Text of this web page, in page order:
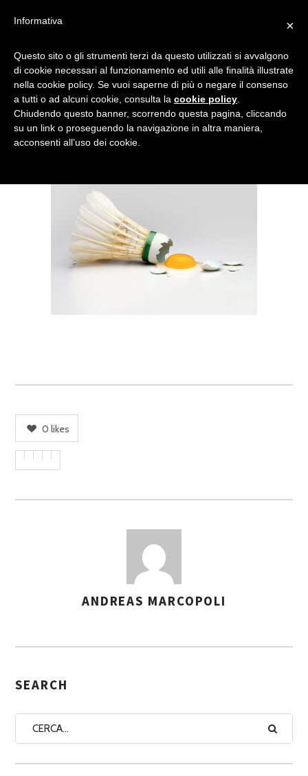
NANCY FOUTS – 1
0 likes
S
G
A
U
ANDREAS MARCOPOLI
SEARCH
×
Informativa
Questo sito o gli strumenti terzi da questo utilizzati si avvalgono
di cookie necessari al funzionamento ed utili alle finalità illustrate
nella cookie policy. Se vuoi saperne di più o negare il consenso
a tutti o ad alcuni cookie, consulta la cookie policy
Chiudendo questo banner, scorrendo questa pagina, cliccando
su un link o proseguendo la navigazione in altra maniera,
acconsenti all’uso dei cookie.